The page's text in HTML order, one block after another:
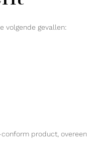
volgende gevallen:
product,